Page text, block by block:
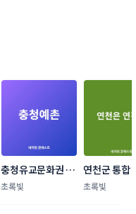
충청유교문화권 관
광 브랜드 네이밍
초록빛
연천군 통합
드명 선정 공
초록빛